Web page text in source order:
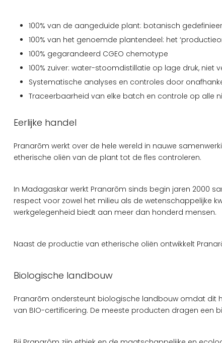
100% van de aangeduide plant: botanisch
100% van het genoemde plantendeel: het
100% gegarandeerd CGEO chemotype
100% zuiver: water-stoomdistillatie op lage druk,
Systematische analyses en controles door
Traceerbaarheid van elke batch en controle op alle
Eerlijke handel
Pranarōm werkt over de hele wereld in nauwe
etherische oliën van de plant tot de fles controleren.
In Madagaskar werkt Pranarōm sinds begin jaren 2000
respect voor zowel het milieu als de wetenschappelijke
werkgelegenheid biedt aan meer dan honderd mensen.
Naast de productie van etherische oliën ontwikkelt
Biologische landbouw
Pranarōm ondersteunt biologische landbouw omdat dit
van BIO-certificering. De meeste producten dragen een